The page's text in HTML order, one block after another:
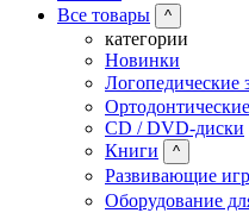
Все товары
^
категории
Новинки
Логопедические
CD / DVD-диски
Книги
^
Развивающие
Оборудование